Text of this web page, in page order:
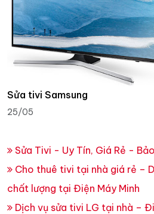
Sửa tivi Samsung
25/05
Sửa Tivi - Uy Tín, Giá Rẻ -
Cho thuê tivi tại nhà giá rẻ –
chất lượng tại Điện Máy Minh
Dịch vụ sửa tivi LG tại nhà –